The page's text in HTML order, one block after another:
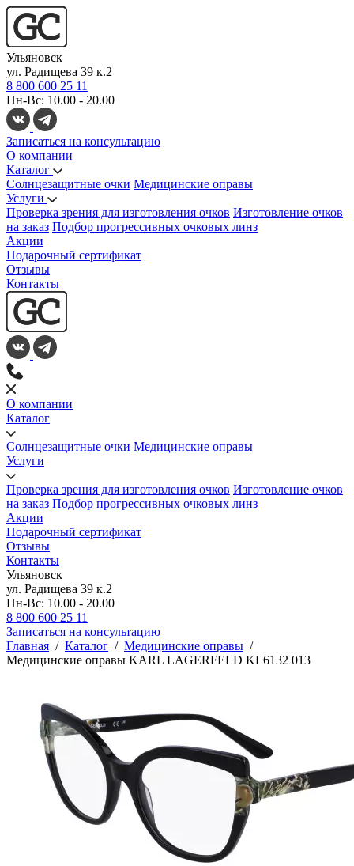
Ульяновск
ул. Радищева 39 к.2
8 800 600 25 11
Пн-Вс: 10.00 - 20.00
Записаться на консультацию
О компании
Каталог
Солнцезащитные очки Медицинские оправы
Услуги
Проверка зрения для изготовления очков Изготовление очков
на заказ Подбор прогрессивных очковых линз
Акции
Подарочный сертификат
Отзывы
Контакты
О компании
Каталог
Солнцезащитные очки Медицинские оправы
Услуги
Проверка зрения для изготовления очков Изготовление очков
на заказ Подбор прогрессивных очковых линз
Акции
Подарочный сертификат
Отзывы
Контакты
Ульяновск
ул. Радищева 39 к.2
Пн-Вс: 10.00 - 20.00
8 800 600 25 11
Записаться на консультацию
Главная / Каталог / Медицинские оправы /
Медицинские оправы KARL LAGERFELD KL6132 013